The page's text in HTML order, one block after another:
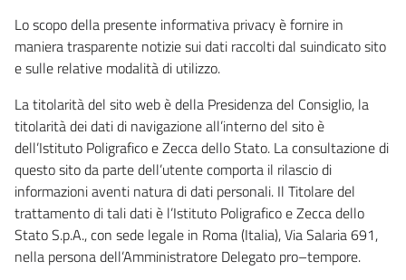
Lo scopo della presente informativa privacy è fornire in
maniera trasparente notizie sui dati raccolti dal suindicato sito
e sulle relative modalità di utilizzo.
La titolarità del sito web è della Presidenza del Consiglio, la
titolarità dei dati di navigazione all’interno del sito è
dell’Istituto Poligrafico e Zecca dello Stato. La consultazione di
questo sito da parte dell’utente comporta il rilascio di
informazioni aventi natura di dati personali. Il Titolare del
trattamento di tali dati è l’Istituto Poligrafico e Zecca dello
Stato S.p.A., con sede legale in Roma (Italia), Via Salaria 691,
nella persona dell’Amministratore Delegato pro–tempore.